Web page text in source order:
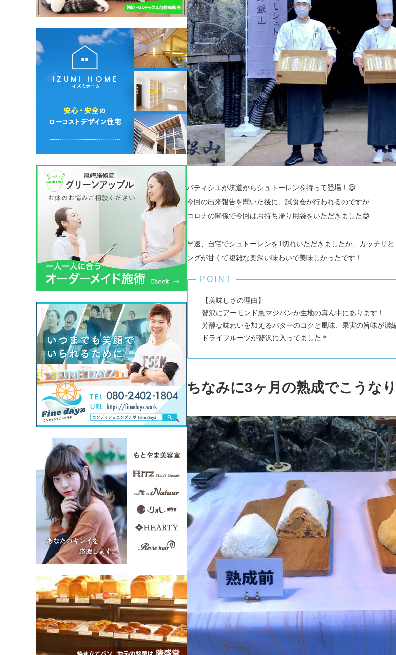
パティシエが坑道からシュトーレンを持って登場！😆
今回の出来報告を聞いた後に、試食会が行われるのですが
コロナの関係で今回はお持ち帰り用袋をいただきました😄
早速、自宅でシュトーレンを1切れいただきましたが、ガッチリ
ングが甘くて複雑な奥深い味わいで美味しかったです！
【美味しさの理由】
贅沢にアーモンド薫マジパンが生地の真ん中にあります！
芳醇な味わいを加えるバターのコクと風味、果実の旨味が濃
ドライフルーツが贅沢に入ってました＊
ちなみに3ヶ月の熟成でこうな